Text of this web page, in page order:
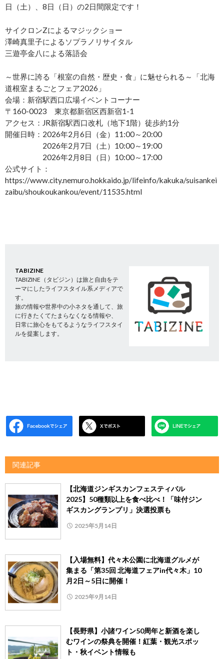
日（土）、8日（日）の2日間限定です！
サイクロンZによるマジックショー
澤崎真里子によるソプラノリサイタル
三遊亭金八による落語会
～世界に誇る「根室の自然・歴史・食」に魅せられる～「北海
道根室まるごとフェア2026」
会場：新宿駅西口広場イベントコーナー
〒160-0023 東京都新宿区西新宿1-1
アクセス：JR新宿駅西口改札（地下1階）徒歩約1分
開催日時：2026年2月6日（金）11:00～20:00
2026年2月7日（土）10:00～19:00
2026年2月8日（日）10:00～17:00
公式サイト：
https://www.city.nemuro.hokkaido.jp/lifeinfo/kakuka/suisankei
zaibu/shoukoukankou/event/11535.html
TABIZINE
TABIZINE（タビジン）は旅と自由をテ
ーマにしたライフスタイル系メディアで
す。
旅の情報や世界中の小ネタを通して、旅
に行きたくてたまらなくなる情報や、
日常に旅心をもてるようなライフスタイ
ルを提案します。
関連記事
【北海道ジンギスカンフェスティバル
2025】50種類以上を食べ比べ！「味付ジン
ギスカングランプリ」決選投票も
2025年5月14日
【入場無料】代々木公園に北海道グルメが
集まる「第35回 北海道フェアin代々木」10
月2日～5日に開催！
2025年9月14日
【長野県】小諸ワイン50周年と新酒を楽し
むワインの祭典を開催！紅葉・観光スポッ
ト・秋イベント情報も